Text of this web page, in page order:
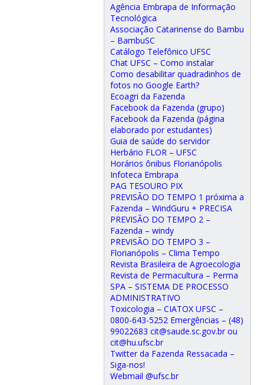
Agência Embrapa de Informação
Tecnológica
Associação Catarinense do Bambu
– BambuSC
Catálogo Telefônico UFSC
Chat UFSC – Como instalar
Como desabilitar quadradinhos de
fotos no Google Earth?
Ecoagri da Fazenda
Facebook da Fazenda (grupo)
Facebook da Fazenda (página
elaborado por estudantes)
Guia de saúde do servidor
Herbário FLOR – UFSC
Horários ônibus Florianópolis
Infoteca Embrapa
PAG TESOURO PIX
PREVISÃO DO TEMPO 1 próxima a
Fazenda – WindGuru + PRECISA
PREVISÃO DO TEMPO 2 –
Fazenda – windy
PREVISÃO DO TEMPO 3 –
Florianópolis – Clima Tempo
Revista Brasileira de Agroecologia
Revista de Permacultura – Perma
SPA – SISTEMA DE PROCESSO
ADMINISTRATIVO
Toxicologia – CIATOX UFSC –
0800-643-5252 Emergências – (48)
99022683 cit@saude.sc.gov.br ou
cit@hu.ufsc.br
Twitter da Fazenda Ressacada –
Siga-nos!
Webmail @ufsc.br